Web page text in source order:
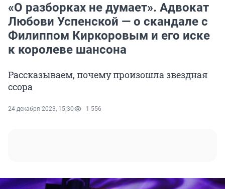
«О разборках не думает». Адвокат
Любови Успенской — о скандале с
Филиппом Киркоровым и его иске
к королеве шансона
Рассказываем, почему произошла звездная
ссора
24 декабря 2023, 15:30 1 556